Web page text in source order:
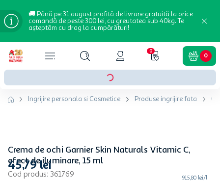
🚚 Până pe 31 august profită de livrare gratuită la orice
comandă de peste 300 lei, cu greutatea sub 40kg. Te
așteptăm cu drag la cumpărături!
0
0
Ingrijire personala si Cosmetice Produse ingrijire fata
Crema de ochi Garnier Skin Naturals Vitamic C,
efect de iluminare, 15 ml
Cod produs: 361769
45,79lei
915,80 lei/l